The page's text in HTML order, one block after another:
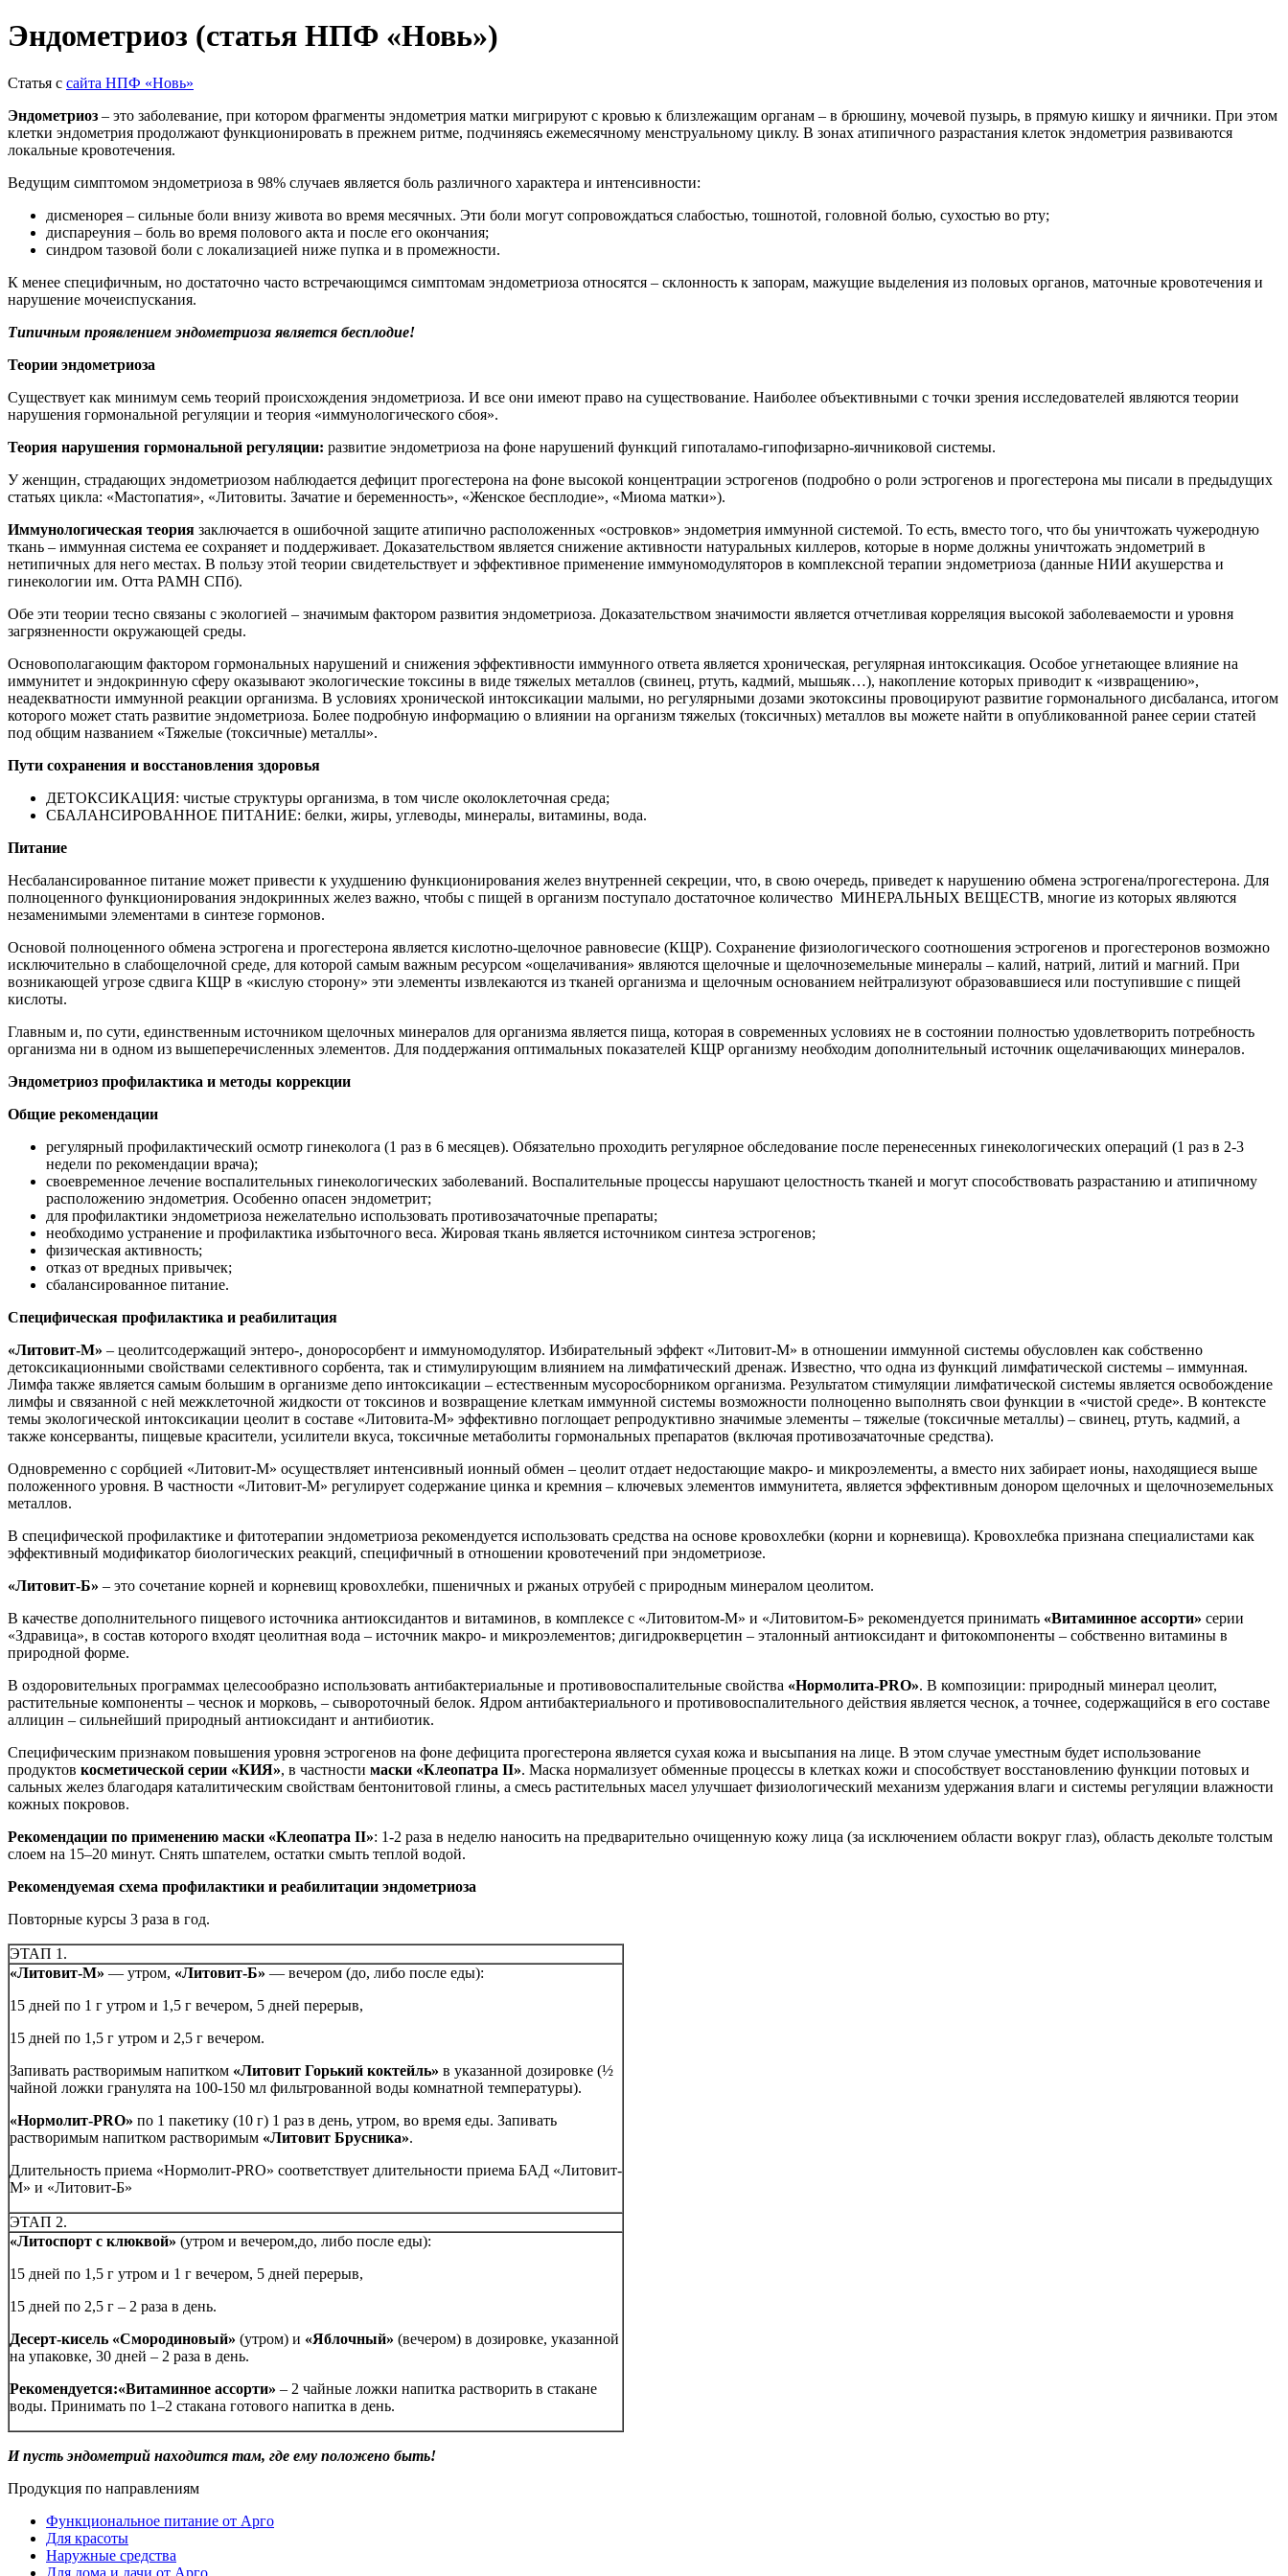
Эндометриоз (статья НПФ «Новь»)
Статья с сайта НПФ «Новь»
Эндометриоз – это заболевание, при котором фрагменты эндометрия матки мигрируют с кровью к близлежащим органам – в брюшину, мочевой пузырь, в прямую кишку и яичники. При этом
клетки эндометрия продолжают функционировать в прежнем ритме, подчиняясь ежемесячному менструальному циклу. В зонах атипичного разрастания клеток эндометрия развиваются
локальные кровотечения.
Ведущим симптомом эндометриоза в 98% случаев является боль различного характера и интенсивности:
дисменорея – сильные боли внизу живота во время месячных. Эти боли могут сопровождаться слабостью, тошнотой, головной болью, сухостью во рту;
диспареуния – боль во время полового акта и после его окончания;
синдром тазовой боли с локализацией ниже пупка и в промежности.
К менее специфичным, но достаточно часто встречающимся симптомам эндометриоза относятся – склонность к запорам, мажущие выделения из половых органов, маточные кровотечения и
нарушение мочеиспускания.
Типичным проявлением эндометриоза является бесплодие!
Теории эндометриоза
Существует как минимум семь теорий происхождения эндометриоза. И все они имеют право на существование. Наиболее объективными с точки зрения исследователей являются теории
нарушения гормональной регуляции и теория «иммунологического сбоя».
Теория нарушения гормональной регуляции: развитие эндометриоза на фоне нарушений функций гипоталамо-гипофизарно-яичниковой системы.
У женщин, страдающих эндометриозом наблюдается дефицит прогестерона на фоне высокой концентрации эстрогенов (подробно о роли эстрогенов и прогестерона мы писали в предыдущих
статьях цикла: «Мастопатия», «Литовиты. Зачатие и беременность», «Женское бесплодие», «Миома матки»).
Иммунологическая теория заключается в ошибочной защите атипично расположенных «островков» эндометрия иммунной системой. То есть, вместо того, что бы уничтожать чужеродную
ткань – иммунная система ее сохраняет и поддерживает. Доказательством является снижение активности натуральных киллеров, которые в норме должны уничтожать эндометрий в
нетипичных для него местах. В пользу этой теории свидетельствует и эффективное применение иммуномодуляторов в комплексной терапии эндометриоза (данные НИИ акушерства и
гинекологии им. Отта РАМН СПб).
Обе эти теории тесно связаны с экологией – значимым фактором развития эндометриоза. Доказательством значимости является отчетливая корреляция высокой заболеваемости и уровня
загрязненности окружающей среды.
Основополагающим фактором гормональных нарушений и снижения эффективности иммунного ответа является хроническая, регулярная интоксикация. Особое угнетающее влияние на
иммунитет и эндокринную сферу оказывают экологические токсины в виде тяжелых металлов (свинец, ртуть, кадмий, мышьяк…), накопление которых приводит к «извращению»,
неадекватности иммунной реакции организма. В условиях хронической интоксикации малыми, но регулярными дозами экотоксины провоцируют развитие гормонального дисбаланса, итогом
которого может стать развитие эндометриоза. Более подробную информацию о влиянии на организм тяжелых (токсичных) металлов вы можете найти в опубликованной ранее серии статей
под общим названием «Тяжелые (токсичные) металлы».
Пути сохранения и восстановления здоровья
ДЕТОКСИКАЦИЯ: чистые структуры организма, в том числе околоклеточная среда;
СБАЛАНСИРОВАННОЕ ПИТАНИЕ: белки, жиры, углеводы, минералы, витамины, вода.
Питание
Несбалансированное питание может привести к ухудшению функционирования желез внутренней секреции, что, в свою очередь, приведет к нарушению обмена эстрогена/прогестерона. Для
полноценного функционирования эндокринных желез важно, чтобы с пищей в организм поступало достаточное количество МИНЕРАЛЬНЫХ ВЕЩЕСТВ, многие из которых являются
незаменимыми элементами в синтезе гормонов.
Основой полноценного обмена эстрогена и прогестерона является кислотно-щелочное равновесие (КЩР). Сохранение физиологического соотношения эстрогенов и прогестеронов возможно
исключительно в слабощелочной среде, для которой самым важным ресурсом «ощелачивания» являются щелочные и щелочноземельные минералы – калий, натрий, литий и магний. При
возникающей угрозе сдвига КЩР в «кислую сторону» эти элементы извлекаются из тканей организма и щелочным основанием нейтрализуют образовавшиеся или поступившие с пищей
кислоты.
Главным и, по сути, единственным источником щелочных минералов для организма является пища, которая в современных условиях не в состоянии полностью удовлетворить потребность
организма ни в одном из вышеперечисленных элементов. Для поддержания оптимальных показателей КЩР организму необходим дополнительный источник ощелачивающих минералов.
Эндометриоз профилактика и методы коррекции
Общие рекомендации
регулярный профилактический осмотр гинеколога (1 раз в 6 месяцев). Обязательно проходить регулярное обследование после перенесенных гинекологических операций (1 раз в 2-3
недели по рекомендации врача);
своевременное лечение воспалительных гинекологических заболеваний. Воспалительные процессы нарушают целостность тканей и могут способствовать разрастанию и атипичному
расположению эндометрия. Особенно опасен эндометрит;
для профилактики эндометриоза нежелательно использовать противозачаточные препараты;
необходимо устранение и профилактика избыточного веса. Жировая ткань является источником синтеза эстрогенов;
физическая активность;
отказ от вредных привычек;
сбалансированное питание.
Специфическая профилактика и реабилитация
«Литовит-М» – цеолитсодержащий энтеро-, доноросорбент и иммуномодулятор. Избирательный эффект «Литовит-М» в отношении иммунной системы обусловлен как собственно
детоксикационными свойствами селективного сорбента, так и стимулирующим влиянием на лимфатический дренаж. Известно, что одна из функций лимфатической системы – иммунная.
Лимфа также является самым большим в организме депо интоксикации – естественным мусоросборником организма. Результатом стимуляции лимфатической системы является освобождение
лимфы и связанной с ней межклеточной жидкости от токсинов и возвращение клеткам иммунной системы возможности полноценно выполнять свои функции в «чистой среде». В контексте
темы экологической интоксикации цеолит в составе «Литовита-М» эффективно поглощает репродуктивно значимые элементы – тяжелые (токсичные металлы) – свинец, ртуть, кадмий, а
также консерванты, пищевые красители, усилители вкуса, токсичные метаболиты гормональных препаратов (включая противозачаточные средства).
Одновременно с сорбцией «Литовит-М» осуществляет интенсивный ионный обмен – цеолит отдает недостающие макро- и микроэлементы, а вместо них забирает ионы, находящиеся выше
положенного уровня. В частности «Литовит-М» регулирует содержание цинка и кремния – ключевых элементов иммунитета, является эффективным донором щелочных и щелочноземельных
металлов.
В специфической профилактике и фитотерапии эндометриоза рекомендуется использовать средства на основе кровохлебки (корни и корневища). Кровохлебка признана специалистами как
эффективный модификатор биологических реакций, специфичный в отношении кровотечений при эндометриозе.
«Литовит-Б» – это сочетание корней и корневищ кровохлебки, пшеничных и ржаных отрубей с природным минералом цеолитом.
В качестве дополнительного пищевого источника антиоксидантов и витаминов, в комплексе с «Литовитом-М» и «Литовитом-Б» рекомендуется принимать «Витаминное ассорти» серии
«Здравица», в состав которого входят цеолитная вода – источник макро- и микроэлементов; дигидрокверцетин – эталонный антиоксидант и фитокомпоненты – собственно витамины в
природной форме.
В оздоровительных программах целесообразно использовать антибактериальные и противовоспалительные свойства «Нормолита-PRO». В композиции: природный минерал цеолит,
растительные компоненты – чеснок и морковь, – сывороточный белок. Ядром антибактериального и противовоспалительного действия является чеснок, а точнее, содержащийся в его составе
аллицин – сильнейший природный антиоксидант и антибиотик.
Специфическим признаком повышения уровня эстрогенов на фоне дефицита прогестерона является сухая кожа и высыпания на лице. В этом случае уместным будет использование
продуктов косметической серии «КИЯ», в частности маски «Клеопатра II». Маска нормализует обменные процессы в клетках кожи и способствует восстановлению функции потовых и
сальных желез благодаря каталитическим свойствам бентонитовой глины, а смесь растительных масел улучшает физиологический механизм удержания влаги и системы регуляции влажности
кожных покровов.
Рекомендации по применению маски «Клеопатра II»: 1-2 раза в неделю наносить на предварительно очищенную кожу лица (за исключением области вокруг глаз), область декольте толстым
слоем на 15–20 минут. Снять шпателем, остатки смыть теплой водой.
Рекомендуемая схема профилактики и реабилитации эндометриоза
Повторные курсы 3 раза в год.
ЭТАП 1.
«Литовит-М» — утром, «Литовит-Б» — вечером (до, либо после еды):
15 дней по 1 г утром и 1,5 г вечером, 5 дней перерыв,
15 дней по 1,5 г утром и 2,5 г вечером.
Запивать растворимым напитком «Литовит Горький коктейль» в указанной дозировке (½
чайной ложки гранулята на 100-150 мл фильтрованной воды комнатной температуры).
«Нормолит-PRO» по 1 пакетику (10 г) 1 раз в день, утром, во время еды. Запивать
растворимым напитком растворимым «Литовит Брусника».
Длительность приема «Нормолит-PRO» соответствует длительности приема БАД «Литовит-
М» и «Литовит-Б»
ЭТАП 2.
«Литоспорт с клюквой» (утром и вечером,до, либо после еды):
15 дней по 1,5 г утром и 1 г вечером, 5 дней перерыв,
15 дней по 2,5 г – 2 раза в день.
Десерт-кисель «Смородиновый» (утром) и «Яблочный» (вечером) в дозировке, указанной
на упаковке, 30 дней – 2 раза в день.
Рекомендуется:«Витаминное ассорти» – 2 чайные ложки напитка растворить в стакане
воды. Принимать по 1–2 стакана готового напитка в день.
И пусть эндометрий находится там, где ему положено быть!
Продукция по направлениям
Функциональное питание от Арго
Для красоты
Наружные средства
Для дома и дачи от Арго